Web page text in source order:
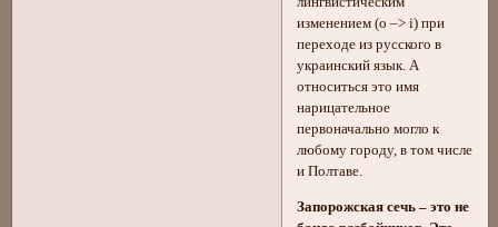
изменением (о –> i) при
переходе из русского в
украинский язык. А
относиться это имя
нарицательное
первоначально могло к
любому городу, в том числе
и Полтаве.
Запорожская сечь – это не